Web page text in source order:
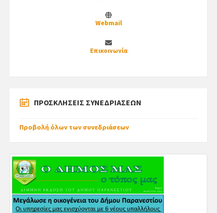
Webmail
Επικοινωνία
ΠΡΟΣΚΛΗΣΕΙΣ ΣΥΝΕΔΡΙΑΣΕΩΝ
Προβολή όλων των συνεδριάσεων